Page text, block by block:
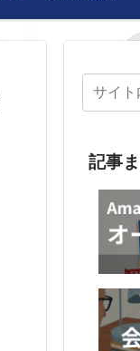
記事